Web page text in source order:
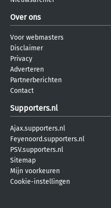
Over ons
Voor webmasters
Disclaimer
Privacy
Adverteren
Partnerberichten
Contact
Supporters.nl
Ajax.supporters.nl
Feyenoord.supporters.nl
PSV.supporters.nl
Sitemap
Mijn voorkeuren
Cookie-instellingen